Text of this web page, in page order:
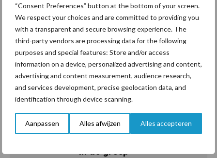
“Consent Preferences” button at the bottom of your screen.
We respect your choices and are committed to providing you
with a transparent and secure browsing experience. The
third-party vendors are processing data for the following
purposes and special features: Store and/or access
information on a device, personalized advertising and content,
advertising and content measurement, audience research,
and services development, precise geolocation data, and
identification through device scanning.
Aanpassen Alles afwijzen Alles accepteren
Toon meer
Recent nieuws Partner nieuws
7 aug
Grondstoffenmarkt blijft
grillig: droogte en
in de greep